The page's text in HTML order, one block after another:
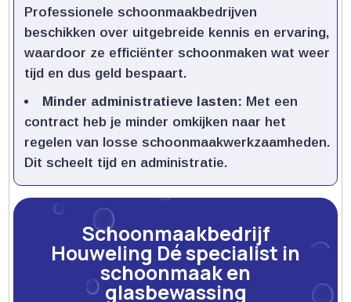
Professionele schoonmaakbedrijven
beschikken over uitgebreide kennis en ervaring,
waardoor ze efficiënter schoonmaken wat weer
tijd en dus geld bespaart.​
Minder administratieve lasten: Met een
contract heb je minder omkijken naar het
regelen van losse schoonmaakwerkzaamheden.​
Dit scheelt tijd en administratie.​
Schoonmaakbedrijf
Houweling Dé specialist in
schoonmaak en
glasbewassing